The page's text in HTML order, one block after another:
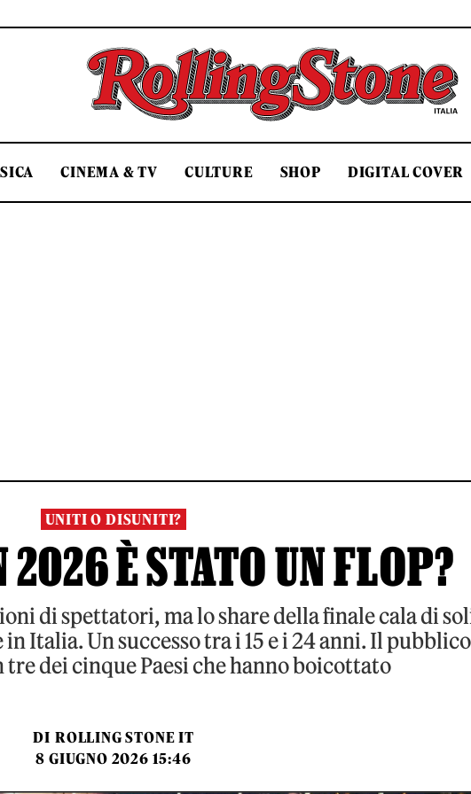
Rolling Stone Italia
CINEMA & TV CULTURE SHOP DIGITAL COVER
UNITI O DISUNITI?
È STATO UN FLOP?
di spettatori, ma lo share della finale cala di
Italia. Un successo tra i 15 e i 24 anni. Il pubblico
dei cinque Paesi che hanno boicottato
DI ROLLING STONE IT
8 GIUGNO 2026 15:46